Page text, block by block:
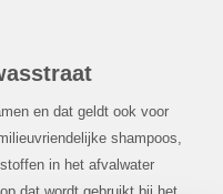
en dat geldt ook voor
shampoos,
in het afvalwater